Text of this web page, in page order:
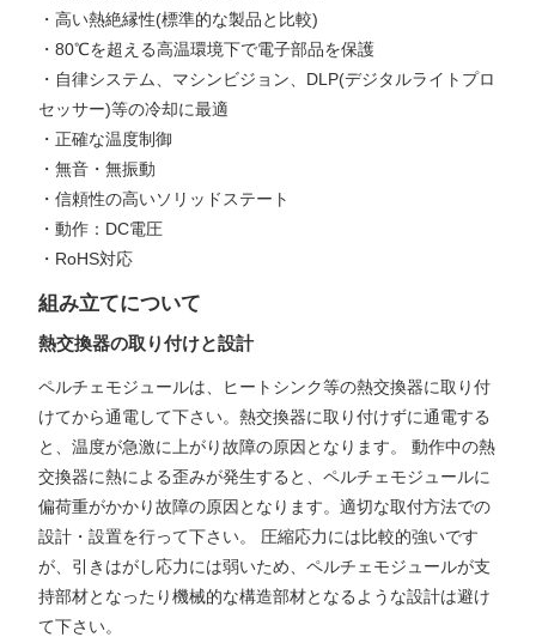
・高い熱絶縁性(標準的な製品と比較)
・80℃を超える高温環境下で電子部品を保護
・自律システム、マシンビジョン、DLP(デジタルライトプロ
セッサー)等の冷却に最適
・正確な温度制御
・無音・無振動
・信頼性の高いソリッドステート
・動作：DC電圧
・RoHS対応
組み立てについて
熱交換器の取り付けと設計
ペルチェモジュールは、ヒートシンク等の熱交換器に取り付
けてから通電して下さい。熱交換器に取り付けずに通電する
と、温度が急激に上がり故障の原因となります。 動作中の熱
交換器に熱による歪みが発生すると、ペルチェモジュールに
偏荷重がかかり故障の原因となります。適切な取付方法での
設計・設置を行って下さい。 圧縮応力には比較的強いです
が、引きはがし応力には弱いため、ペルチェモジュールが支
持部材となったり機械的な構造部材となるような設計は避け
て下さい。